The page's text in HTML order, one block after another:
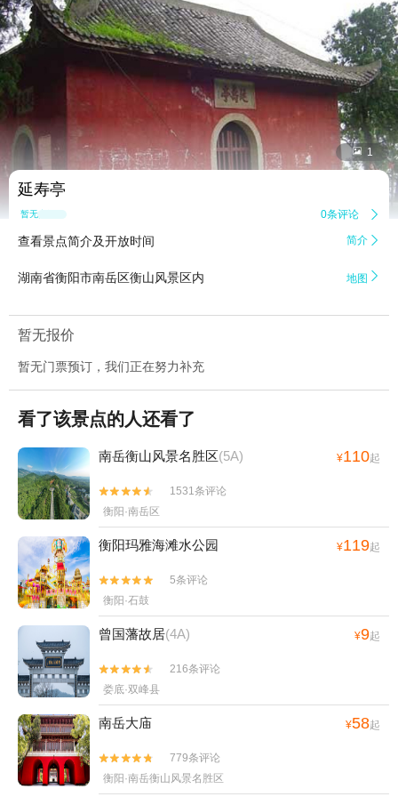
 1
延寿亭
暂无点评 0条评论 
查看景点简介及开放时间 简介 
湖南省衡阳市南岳区衡山风景区内 地图 
暂无报价
暂无门票预订，我们正在努力补充
看了该景点的人还看了
南岳衡山风景名胜区(5A) ¥110起


1531条评论
衡阳·南岳区
衡阳玛雅海滩水公园 ¥119起


5条评论
衡阳·石鼓
曾国藩故居(4A) ¥9起


216条评论
娄底·双峰县
南岳大庙 ¥58起


779条评论
衡阳·南岳衡山风景名胜区
